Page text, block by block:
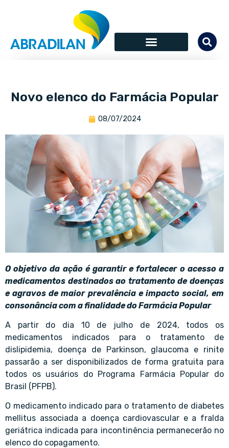
Novo elenco do Farmácia Popular
08/07/2024
O objetivo da ação é garantir e fortalecer o acesso a
medicamentos destinados ao tratamento de doenças
e agravos de maior prevalência e impacto social, em
consonância com a finalidade do Farmácia Popular
A partir do dia 10 de julho de 2024, todos os
medicamentos indicados para o tratamento de
dislipidemia, doença de Parkinson, glaucoma e rinite
passarão a ser disponibilizados de forma gratuita para
todos os usuários do Programa Farmácia Popular do
Brasil (PFPB).
O medicamento indicado para o tratamento de diabetes
mellitus associada a doença cardiovascular e a fralda
geriátrica indicada para incontinência permanecerão no
elenco do copagamento.